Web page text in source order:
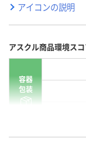
アイコンの説明
アスクル商品環境ス
容器
包装